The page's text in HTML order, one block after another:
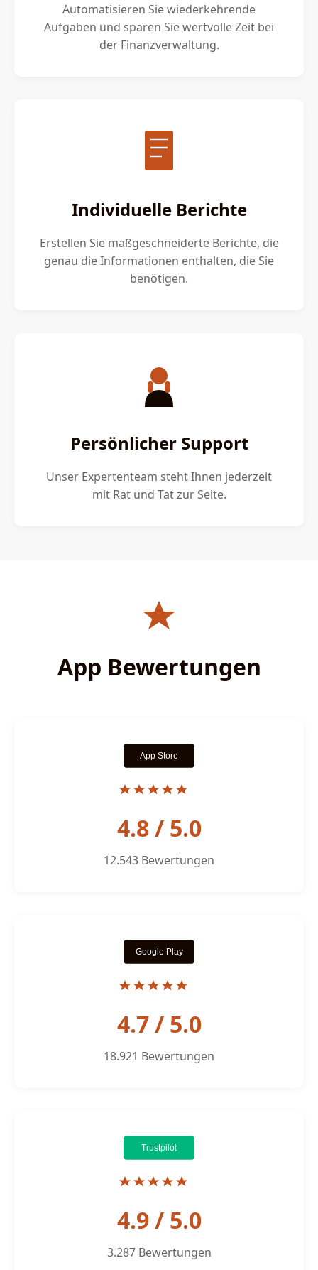
Automatisieren Sie wiederkehrende
Aufgaben und sparen Sie wertvolle Zeit bei
der Finanzverwaltung.
Individuelle Berichte
Erstellen Sie maßgeschneiderte Berichte, die
genau die Informationen enthalten, die Sie
benötigen.
Persönlicher Support
Unser Expertenteam steht Ihnen jederzeit
mit Rat und Tat zur Seite.
App Bewertungen
4.8 / 5.0
12.543 Bewertungen
4.7 / 5.0
18.921 Bewertungen
4.9 / 5.0
3.287 Bewertungen